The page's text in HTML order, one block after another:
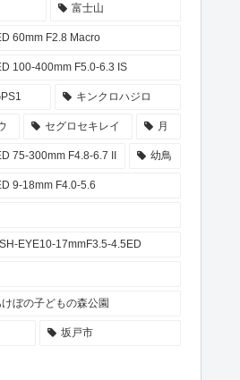
富士山
60mm F2.8 Macro
100-400mm F5.0-6.3 IS
キンクロハジロ
セグロセキレイ 月
75-300mm F4.8-6.7 II 幼鳥
9-18mm F4.0-5.6
EYE10-17mmF3.5-4.5ED
ぼの子どもの森公園
坂戸市